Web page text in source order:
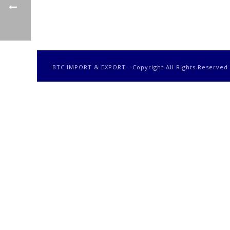
BTC IMPORT & EXPORT - Copyright All Rights Reserved